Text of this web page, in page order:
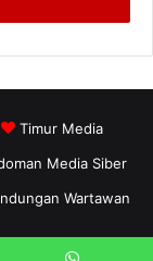
kantor Dinas
Kebijakan
Timur Media
Media Siber
Wartawan